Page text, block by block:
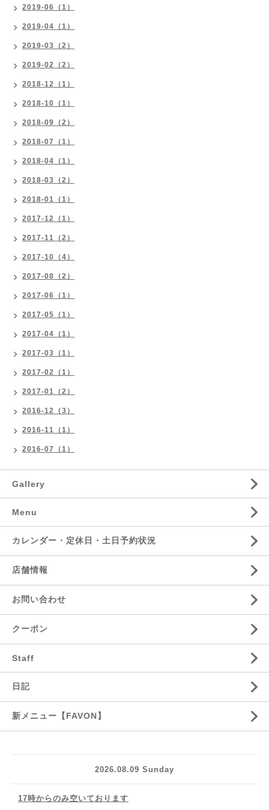
2019-06（1）
2019-04（1）
2019-03（2）
2019-02（2）
2018-12（1）
2018-10（1）
2018-09（2）
2018-07（1）
2018-04（1）
2018-03（2）
2018-01（1）
2017-12（1）
2017-11（2）
2017-10（4）
2017-08（2）
2017-06（1）
2017-05（1）
2017-04（1）
2017-03（1）
2017-02（1）
2017-01（2）
2016-12（3）
2016-11（1）
2016-07（1）
Gallery
Menu
カレンダー・定休日・土日予約状況
店舗情報
お問い合わせ
クーポン
Staff
日記
新メニュー【FAVON】
2026.08.09 Sunday
17時からのみ空いております